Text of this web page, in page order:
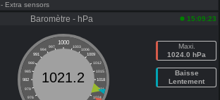
- Extra sensors
Baromètre - hPa 15:09:23
1000
997 1003
994
1006
991
1009
988
1012
985
1015
982
1018
979
1021
976
1024
1021.2
Maxi.
1024.0 hPa
Baisse
Lentement